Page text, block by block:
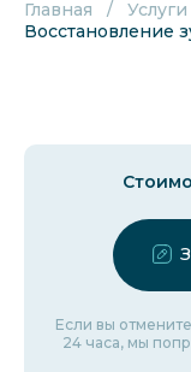
Главная
Восстановление
Если вы
24 часа, мы